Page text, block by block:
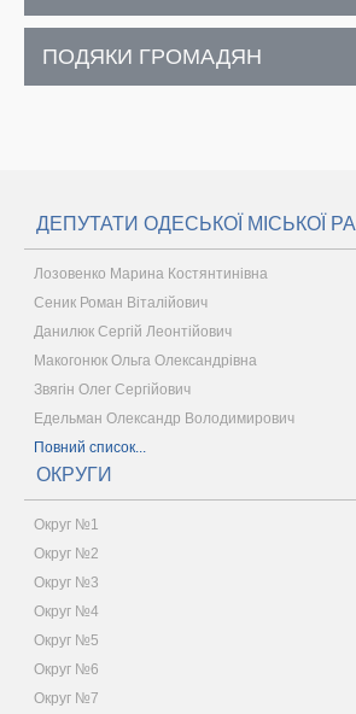
ПОДЯКИ ГРОМАДЯН
ДЕПУТАТИ ОДЕСЬКОЇ МІСЬКОЇ
Лозовенко Марина Костянтинівна
Сеник Роман Віталійович
Данилюк Сергій Леонтійович
Макогонюк Ольга Олександрівна
Звягін Олег Сергійович
Едельман Олександр Володимирович
Повний список...
ОКРУГИ
Округ №1
Округ №2
Округ №3
Округ №4
Округ №5
Округ №6
Округ №7